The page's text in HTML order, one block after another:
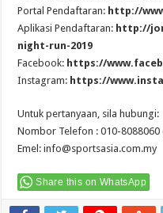
Portal Pendaftaran: http://
Aplikasi Pendaftaran: http://
night-run-2019
Facebook: https://
Instagram: https://
Untuk pertanyaan, sila hubungi:
Nombor Telefon : 010-8088060
Emel:info@sportsasia.com.my
Share this on WhatsApp